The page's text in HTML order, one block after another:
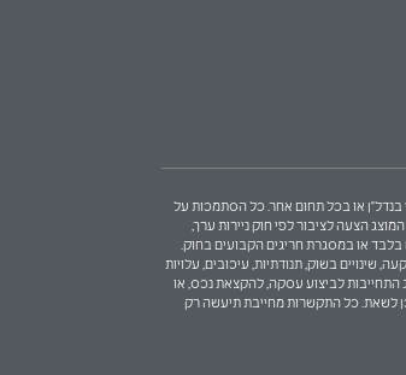
בנדל"ן או בכל תחום אחר. כל הסתמכות על
הצעה לציבור לפי חוק ניירות ערך,
בלבד או במסגרת חריגים הקבועים בחוק.
שינויים בשוק, תנודתיות, עיכובים, עלויות
התחייבות לביצוע עסקה, להקצאת נכס, או
לשאת. כל התקשרות מחייבת תיעשה רק